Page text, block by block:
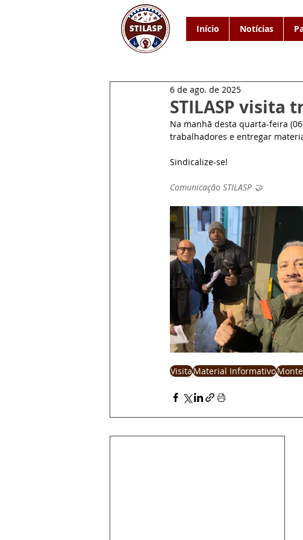
Início Notícias
STILASP visita
6 de ago. de 2025
Na manhã desta quarta-feira
trabalhadores e entregar
Sindicalize-se!
Comunicação STILASP 🤝
VisitaMaterial Informativo